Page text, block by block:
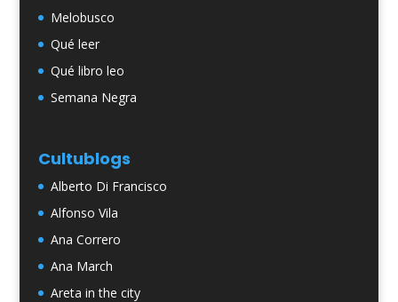
Melobusco
Qué leer
Qué libro leo
Semana Negra
Cultublogs
Alberto Di Francisco
Alfonso Vila
Ana Correro
Ana March
Areta in the city